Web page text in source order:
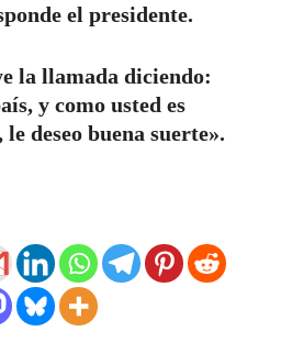
el presidente.
la llamada diciendo:
y como usted es
deseo buena suerte».